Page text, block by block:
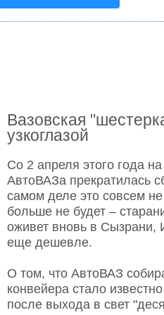
Вазовская
узкоглазой
Со 2 апреля этого года
АвтоВАЗа прекратилась
самом деле это совсем
больше не будет –
оживет вновь в Сызрани,
еще дешевле.
О том, что АвтоВАЗ
конвейера стало
после выхода в свет